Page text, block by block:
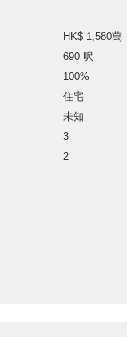
HK$ 1,580萬
690 呎
100%
住宅
未知
3
2